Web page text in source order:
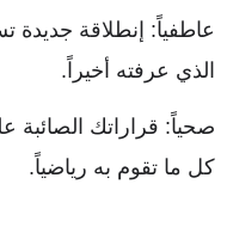
عاطفياً: إنطلاقة جديدة
الذي عرفته أخيراً.
صحياً: قراراتك
كل ما تقوم به رياضياً.